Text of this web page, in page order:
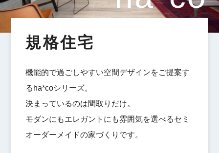
規格住宅
機能的で過ごしやすい空間デザインをご提案す
るha*coシリーズ。
決まっているのは間取りだけ。
モダンにもエレガントにも雰囲気を選べるセミ
オーダーメイドの家づくりです。